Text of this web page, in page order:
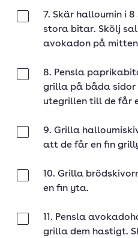
7. Skär halloumin i
stora bitar. Skölj
avokadon på
8. Pensla
grilla på båda sidor
utegrillen till de får
9. Grilla
att de får en fin
10. Grilla
en fin yta.
11. Pensla
grilla dem hastigt.